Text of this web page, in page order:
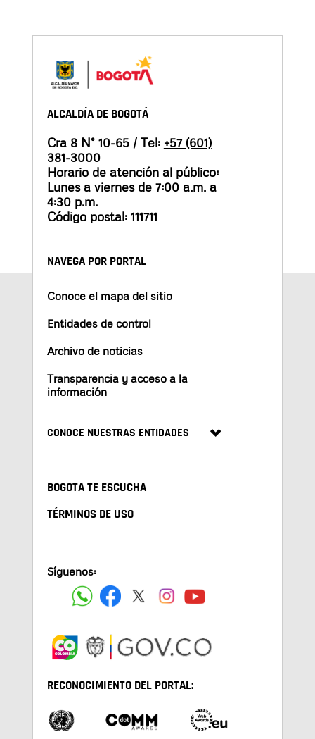
ALCALDÍA DE BOGOTÁ
Cra 8 N° 10-65 / Tel: +57 (601)
381-3000
Horario de atención al público:
Lunes a viernes de 7:00 a.m. a
4:30 p.m.
Código postal: 111711
NAVEGA POR PORTAL
Conoce el mapa del sitio
Entidades de control
Archivo de noticias
Transparencia y acceso a la
información
CONOCE NUESTRAS ENTIDADES
BOGOTA TE ESCUCHA
TÉRMINOS DE USO
Síguenos:
RECONOCIMIENTO DEL PORTAL: